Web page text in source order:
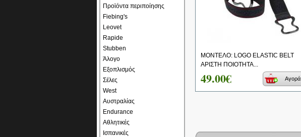
Προϊόντα περιποίησης
Fiebing's
Leovet
Rapide
Stubben
Άλογο
Εξοπλισμός
Σέλες
West
Αυστραλίας
Endurance
Αθλητικές
Ισπανικές
ΜΟΝΤΕΛΟ: LOGO ELASTIC BELT
ΑΡΙΣΤΗ ΠΟΙΟΤΗΤΑ...
49.00€ Αγορά